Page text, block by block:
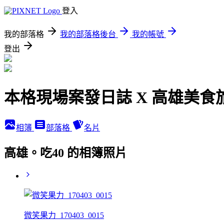
登入
我的部落格 我的部落格後台
我的帳號
登出
本格現場案發日誌 X 高雄美食
相簿 部落格 名片
高雄。吃40 的相簿照片
微笑果力_170403_0015